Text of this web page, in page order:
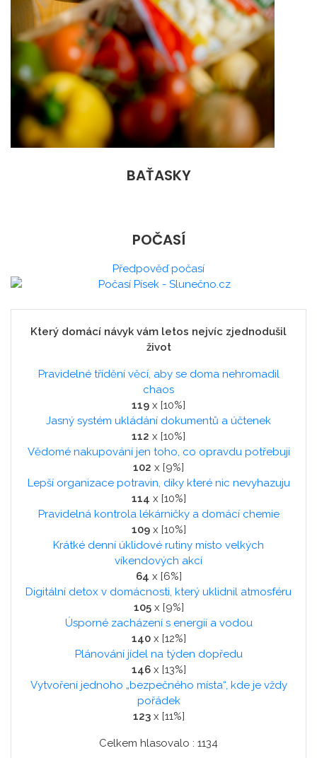
BAŤASKY
POČASÍ
Předpověď počasí
Který domácí návyk vám letos nejvíc zjednodušil
život
Pravidelné třídění věcí, aby se doma nehromadil
chaos
119 x [10%]
Jasný systém ukládání dokumentů a účtenek
112 x [10%]
Vědomé nakupování jen toho, co opravdu potřebuji
102 x [9%]
Lepší organizace potravin, díky které nic nevyhazuju
114 x [10%]
Pravidelná kontrola lékárničky a domácí chemie
109x [10%]
Krátké denní úklidové rutiny místo velkých
víkendových akcí
64 x [6%]
Digitální detox v domácnosti, který uklidnil atmosféru
105x [9%]
Úsporné zacházení s energií a vodou
140x [12%]
Plánování jídel na týden dopředu
146x [13%]
Vytvoření jednoho „bezpečného místa“, kde je vždy
pořádek
123x [11%]
Celkem hlasovalo : 1134